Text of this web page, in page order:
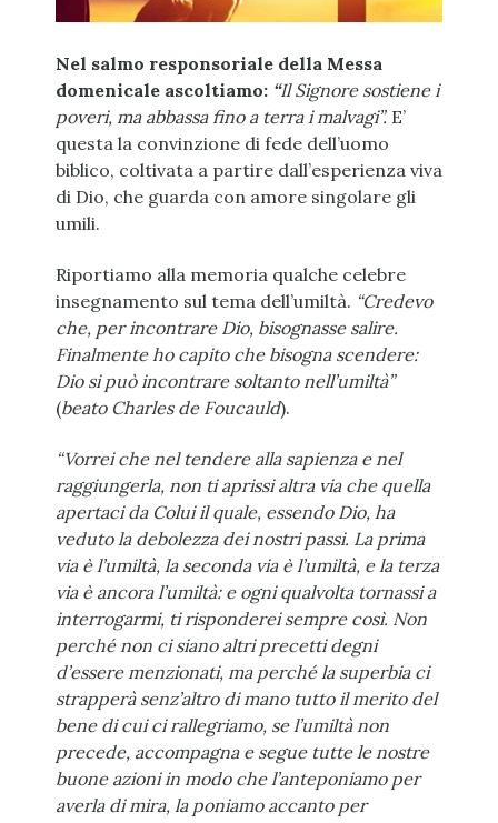
Nel salmo responsoriale della Messa
domenicale ascoltiamo: “Il Signore sostiene i
poveri, ma abbassa fino a terra i malvagi”.E’
questa la convinzione di fede dell’uomo
biblico, coltivata a partire dall’esperienza viva
di Dio, che guarda con amore singolare gli
umili.
Riportiamo alla memoria qualche celebre
insegnamento sul tema dell’umiltà. “Credevo
che, per incontrare Dio, bisognasse salire.
Finalmente ho capito che bisogna scendere:
Dio si può incontrare soltanto nell’umiltà”
(beato Charles de Foucauld).
“Vorrei che nel tendere alla sapienza e nel
raggiungerla, non ti aprissi altra via che quella
apertaci da Colui il quale, essendo Dio, ha
veduto la debolezza dei nostri passi. La prima
via è l’umiltà, la seconda via è l’umiltà, e la terza
via è ancora l’umiltà: e ogni qualvolta tornassi a
interrogarmi, ti risponderei sempre così. Non
perché non ci siano altri precetti degni
d’essere menzionati, ma perché la superbia ci
strapperà senz’altro di mano tutto il merito del
bene di cui ci rallegriamo, se l’umiltà non
precede, accompagna e segue tutte le nostre
buone azioni in modo che l’anteponiamo per
averla di mira, la poniamo accanto per